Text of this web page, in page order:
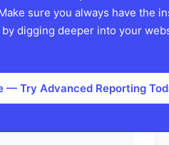
sure you always have the
digging deeper into your
— Try Advanced Reporting